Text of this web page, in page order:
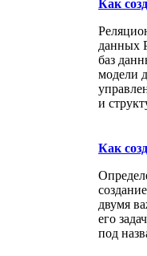
Как
данных
баз
модели
и
Как
двумя
его
под